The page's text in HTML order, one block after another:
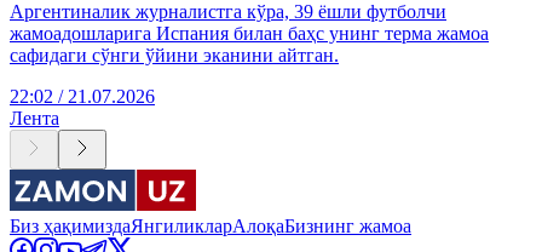
Аргентиналик журналистга кўра, 39 ёшли футболчи
жамоадошларига Испания билан баҳс унинг терма жамоа
сафидаги сўнги ўйини эканини айтган.
22:02 / 21.07.2026
Лента
Биз ҳақимиздаЯнгиликларАлоқаБизнинг жамоа